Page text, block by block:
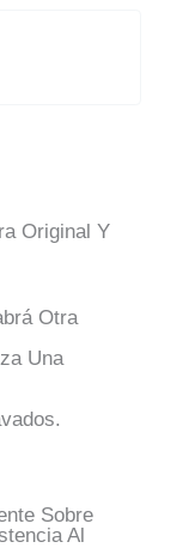
Original Y
Otra
Una
Sobre
Al